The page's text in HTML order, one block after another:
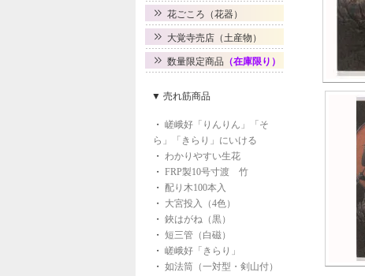
花ごころ（花器）
大覚寺売店（土産物）
数量限定商品 （在庫限り）
▼ 売れ筋商品
・ 嵯峨好「りんりん」「そ
ら」「きらり」にいける
・ わかりやすい生花
・ FRP製10号寸渡 竹
・ 配り木100本入
・ 大宮投入（4色）
・ 鋏はがね（黒）
・ 短三管（白磁）
・ 嵯峨好「きらり」
・ 如法筒（一対型・剣山付）